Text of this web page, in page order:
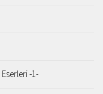
-1-